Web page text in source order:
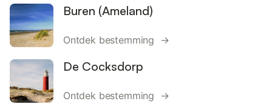
Buren (Ameland)
Ontdek bestemming →
De Cocksdorp
Ontdek bestemming →